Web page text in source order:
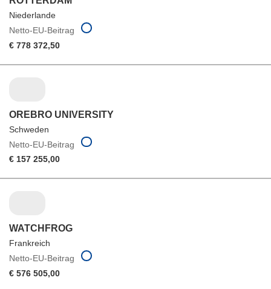
Niederlande
Netto-EU-Beitrag
€ 778 372,50
OREBRO UNIVERSITY
Schweden
Netto-EU-Beitrag
€ 157 255,00
WATCHFROG
Frankreich
Netto-EU-Beitrag
€ 576 505,00